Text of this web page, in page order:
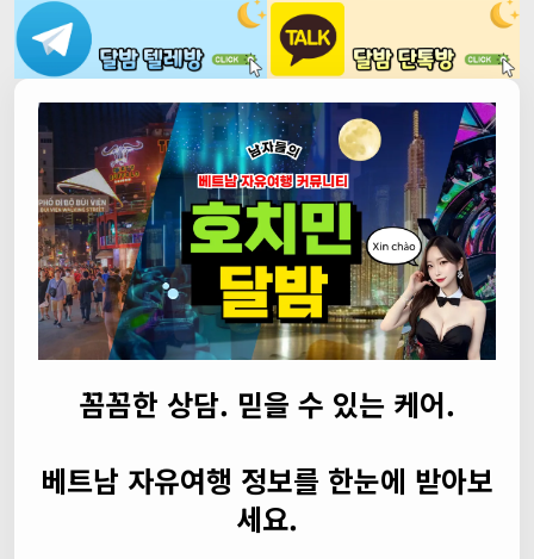
꼼꼼한 상담. 믿을 수 있는 케어.
베트남 자유여행 정보를 한눈에 받아보
세요.